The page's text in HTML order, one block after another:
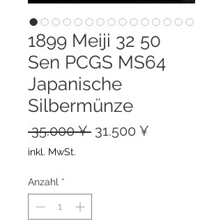
1899 Meiji 32 50
Sen PCGS MS64
Japanische
Silbermünze
35.000 ¥ Standardpreis
31.500 ¥
inkl. MwSt.
Anzahl *